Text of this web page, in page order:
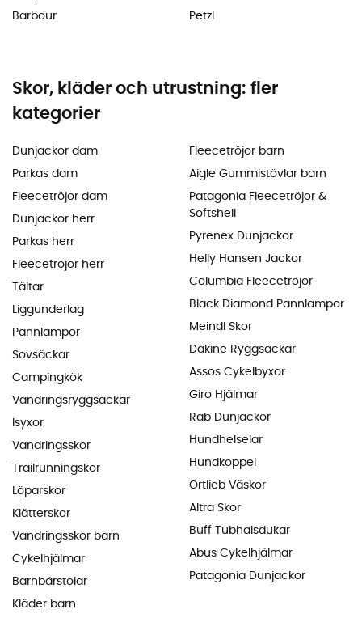
Barbour
Petzl
Skor, kläder och utrustning: fler
kategorier
Dunjackor dam
Parkas dam
Fleecetröjor dam
Dunjackor herr
Parkas herr
Fleecetröjor herr
Tältar
Liggunderlag
Pannlampor
Sovsäckar
Campingkök
Vandringsryggsäckar
Isyxor
Vandringsskor
Trailrunningskor
Löparskor
Klätterskor
Vandringsskor barn
Cykelhjälmar
Barnbärstolar
Kläder barn
Fleecetröjor barn
Aigle Gummistövlar barn
Patagonia Fleecetröjor &
Softshell
Pyrenex Dunjackor
Helly Hansen Jackor
Columbia Fleecetröjor
Black Diamond Pannlampor
Meindl Skor
Dakine Ryggsäckar
Assos Cykelbyxor
Giro Hjälmar
Rab Dunjackor
Hundhelselar
Hundkoppel
Ortlieb Väskor
Altra Skor
Buff Tubhalsdukar
Abus Cykelhjälmar
Patagonia Dunjackor